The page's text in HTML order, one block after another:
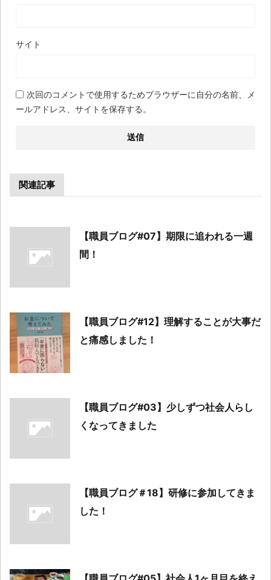
サイト
次回のコメントで使用するためブラウザーに自分の名前、メ
ールアドレス、サイトを保存する。
関連記事
【職員ブログ#07】期限に追われる一週
間！
【職員ブログ#12】理解することが大事だ
と痛感しました！
【職員ブログ#03】少しずつ社会人らし
くなってきました
【職員ブログ＃18】研修に参加してきま
した！